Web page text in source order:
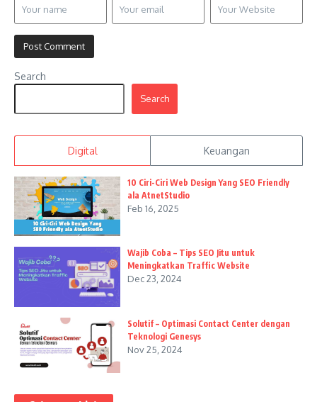
Search
Search
Digital Keuangan
10 Ciri-Ciri Web Design Yang SEO Friendly
ala AtnetStudio
Feb 16, 2025
Wajib Coba – Tips SEO Jitu untuk
Meningkatkan Traffic Website
Dec 23, 2024
Solutif – Optimasi Contact Center dengan
Teknologi Genesys
Nov 25, 2024